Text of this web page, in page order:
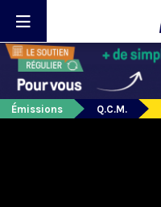
Émissions Q.C.M.